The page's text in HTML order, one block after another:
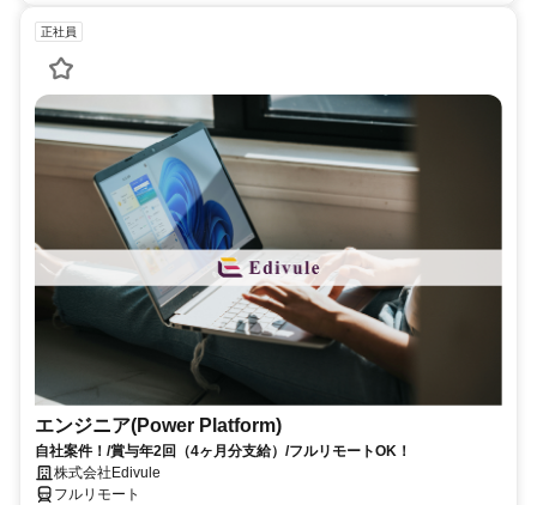
正社員
エンジニア(Power Platform)
自社案件！/賞与年2回（4ヶ月分支給）/フルリモートOK！
株式会社Edivule
フルリモート